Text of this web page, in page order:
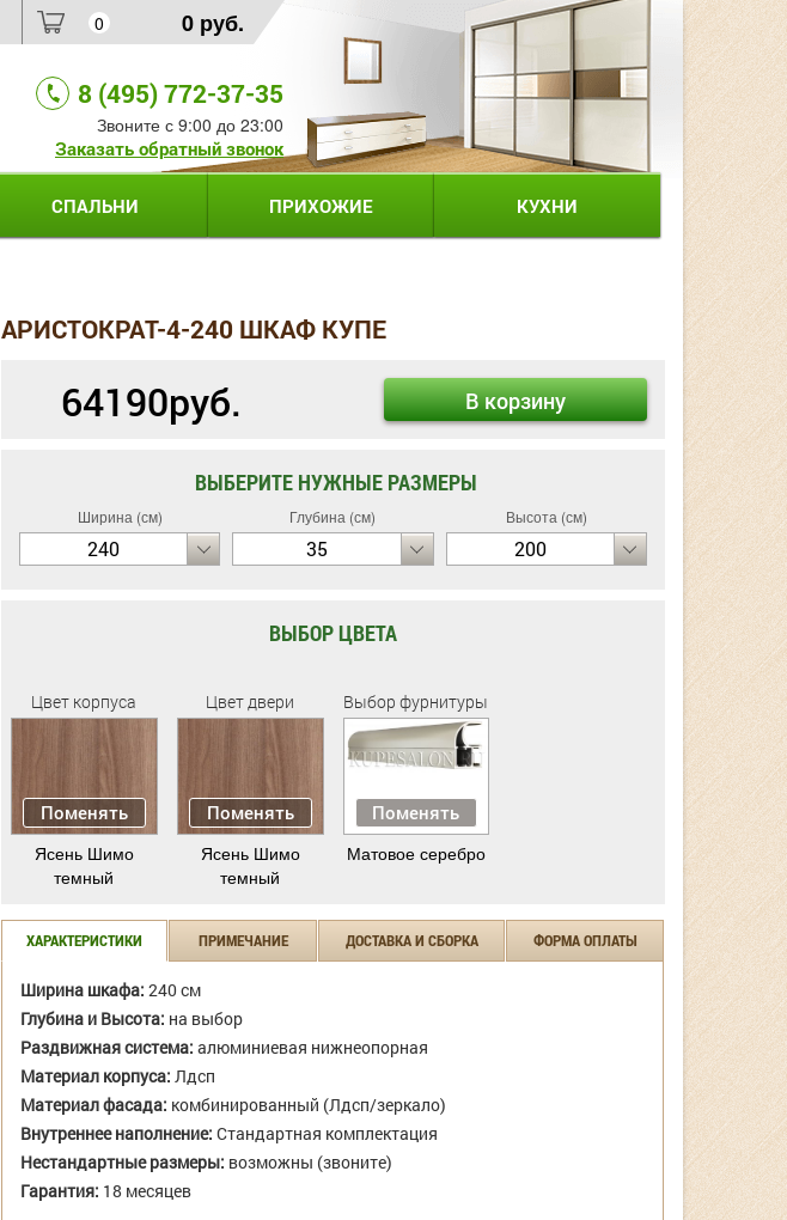
0 0 руб.
8 (495) 772-37-35
Звоните с 9:00 до 23:00
Заказать обратный звонок
СПАЛЬНИ ПРИХОЖИЕ КУХНИ
АРИСТОКРАТ-4-240 ШКАФ КУПЕ
64190руб. В корзину
ВЫБЕРИТЕ НУЖНЫЕ РАЗМЕРЫ
Ширина (см)
240
Глубина (см)
35
Высота (см)
200
ВЫБОР ЦВЕТА
Цвет корпуса
Поменять
Ясень Шимо
темный
Цвет двери
Поменять
Ясень Шимо
темный
Выбор фурнитуры
Поменять
Матовое серебро
ХАРАКТЕРИСТИКИ ПРИМЕЧАНИЕ ДОСТАВКА И СБОРКА ФОРМА ОПЛАТЫ
Ширина шкафа: 240 см
Глубина и Высота: на выбор
Раздвижная система: алюминиевая нижнеопорная
Материал корпуса: Лдсп
Материал фасада: комбинированный (Лдсп/зеркало)
Внутреннее наполнение: Стандартная комплектация
Нестандартные размеры: возможны (звоните)
Гарантия: 18 месяцев